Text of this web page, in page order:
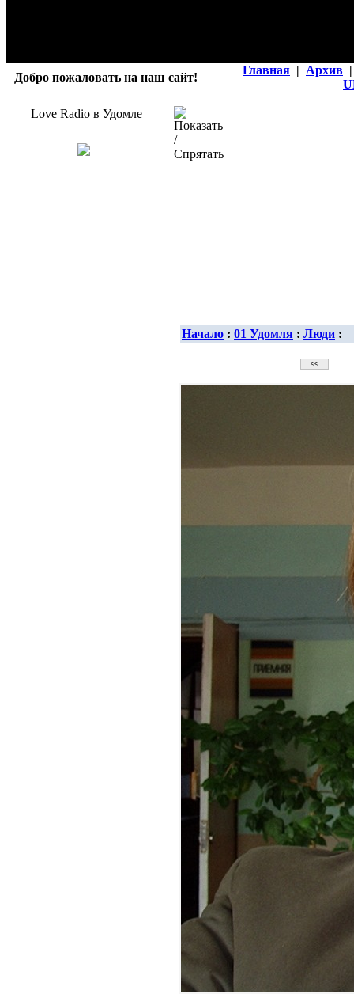
Добро пожаловать на наш сайт!
Главная | Архив |
Love Radio в Удомле
Начало : 01 Удомля : Люди :